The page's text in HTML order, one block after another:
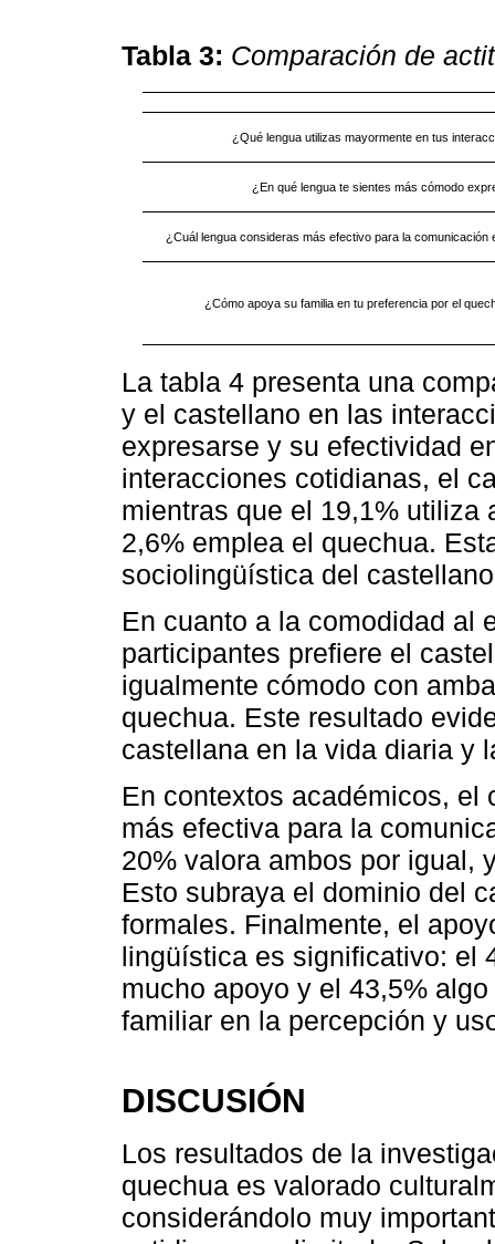
Tabla 3: Comparación de
¿Qué lengua utilizas mayormente en tus
¿En qué lengua te sientes más cómodo
¿Cuál lengua consideras más efectivo para la comunicación
¿Cómo apoya su familia en tu preferencia por el
La tabla 4 presenta una
y el castellano en las
expresarse y su efectividad
interacciones cotidianas, el
mientras que el 19,1% utiliza
2,6% emplea el quechua.
sociolingüística del
En cuanto a la comodidad al
participantes prefiere el
igualmente cómodo con
quechua. Este resultado
castellana en la vida diaria y
En contextos académicos, el
más efectiva para la
20% valora ambos por igual,
Esto subraya el dominio del
formales. Finalmente, el
lingüística es significativo: el
mucho apoyo y el 43,5%
familiar en la percepción y
DISCUSIÓN
Los resultados de la
quechua es valorado
considerándolo muy